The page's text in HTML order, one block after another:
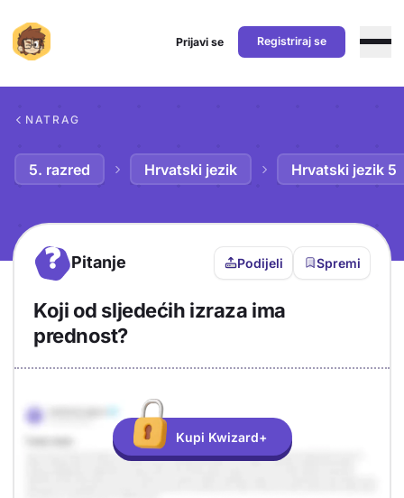
Prijavi se Registriraj se
NATRAG
5. razred Hrvatski jezik Hrvatski jezik 5
? Pitanje Podijeli Spremi
Koji od sljedećih izraza ima
prednost?
Odgovor
Objašnjenje
Kupi Kwizard+